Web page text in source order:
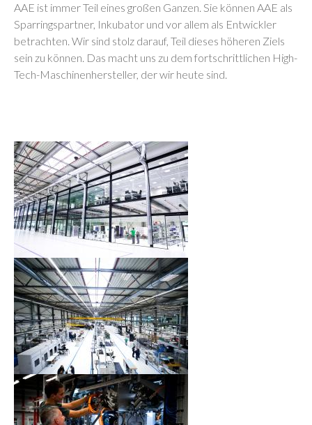
AAE ist immer Teil eines großen Ganzen. Sie können AAE als
Sparringspartner, Inkubator und vor allem als Entwickler
betrachten. Wir sind stolz darauf, Teil dieses höheren Ziels
sein zu können. Das macht uns zu dem fortschrittlichen High-
Tech-Maschinenhersteller, der wir heute sind.